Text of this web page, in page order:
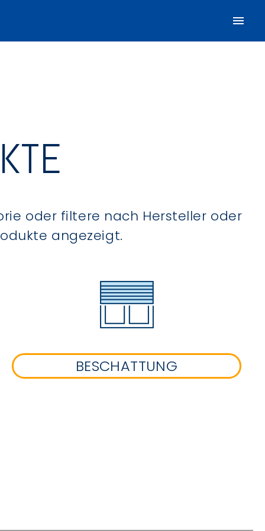
oder filtere nach Hersteller oder
angezeigt.
BESCHATTUNG